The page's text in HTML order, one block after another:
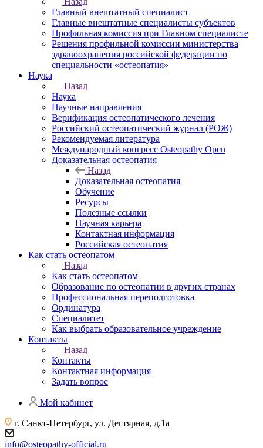
Главный внештатный специалист
Главные внештатные специалисты субъектов
Профильная комиссия при Главном специалисте
Решения профильной комиссии министерства
здравоохранения российской федерации по
специальности «остеопатия»
Наука
Назад
Наука
Научные направления
Верификация остеопатического лечения
Российский остеопатический журнал (РОЖ)
Рекомендуемая литература
Международный конгресс Osteopathy Open
Доказательная остеопатия
Назад
Доказательная остеопатия
Обучение
Ресурсы
Полезные ссылки
Научная карьера
Контактная информация
Российская остеопатия
Как стать остеопатом
Назад
Как стать остеопатом
Образование по остеопатии в других странах
Профессиональная переподготовка
Ординатура
Специалитет
Как выбрать образовательное учреждение
Контакты
Назад
Контакты
Контактная информация
Задать вопрос
Мой кабинет
г. Санкт-Петербург, ул. Дегтярная, д.1а
info@osteopathy-official.ru